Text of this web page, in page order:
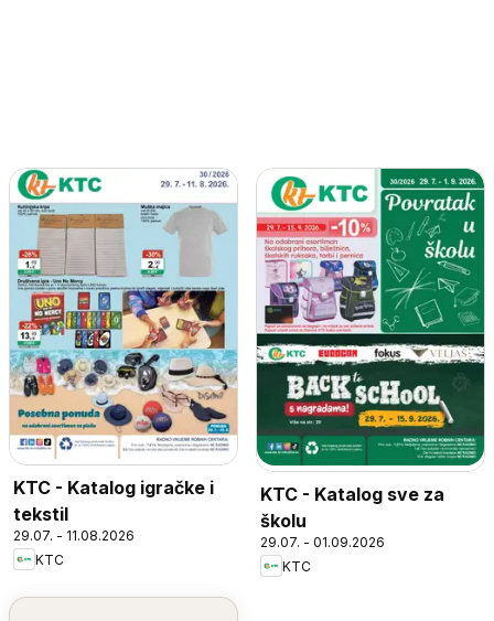
KTC - Katalog igračke i
tekstil
29.07. - 11.08.2026
KTC
KTC - Katalog sve za
školu
29.07. - 01.09.2026
KTC